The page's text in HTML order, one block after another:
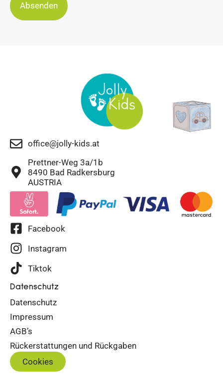
Absenden
office@jolly-kids.at
Prettner-Weg 3a/1b
8490 Bad Radkersburg
AUSTRIA
Facebook
Instagram
Tiktok
Datenschutz
Datenschutz
Impressum
AGB’s
Rückerstattungen und Rückgaben
Cookies